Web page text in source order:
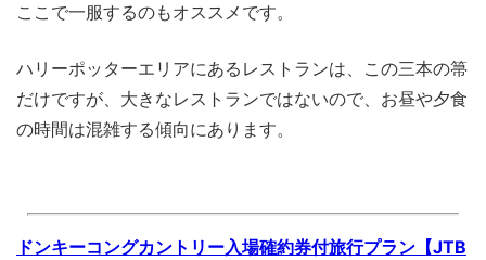
ここで一服するのもオススメです。
ハリーポッターエリアにあるレストランは、この三本の箒
だけですが、大きなレストランではないので、お昼や夕食
の時間は混雑する傾向にあります。
ドンキーコングカントリー入場確約券付旅行プラン【JTB